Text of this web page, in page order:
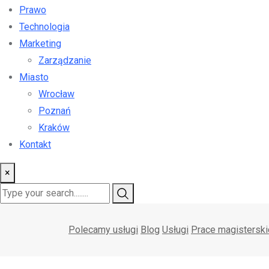
Prawo
Technologia
Marketing
Zarządzanie
Miasto
Wrocław
Poznań
Kraków
Kontakt
×
Polecamy usługi Blog Usługi Prace